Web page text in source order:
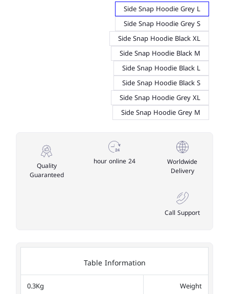
Side Snap Hoodie Grey L
Side Snap Hoodie Grey S
Side Snap Hoodie Black XL
Side Snap Hoodie Black M
Side Snap Hoodie Black L
Side Snap Hoodie Black S
Side Snap Hoodie Grey XL
Side Snap Hoodie Grey M
Worldwide
Delivery
24 hour online
Quality
Guaranteed
Call Support
Table Information
Weight
0.3Kg